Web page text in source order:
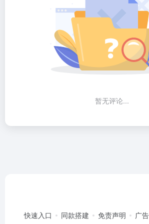
暂无评论...
快速入口 同款搭建 免责声明 广